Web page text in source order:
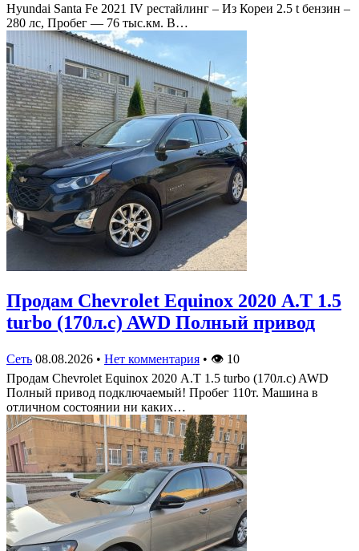
Hyundai Santa Fe 2021 IV рестайлинг – Из Кореи 2.5 t бензин –
280 лс, Пробег — 76 тыс.км. В…
Продам Chevrolet Equinox 2020 А.Т 1.5
turbo (170л.с) AWD Полный привод
Сеть 08.08.2026 • Нет комментария • 👁 10
Продам Chevrolet Equinox 2020 А.Т 1.5 turbo (170л.с) AWD
Полный привод подключаемый! Пробег 110т. Машина в
отличном состоянии ни каких…